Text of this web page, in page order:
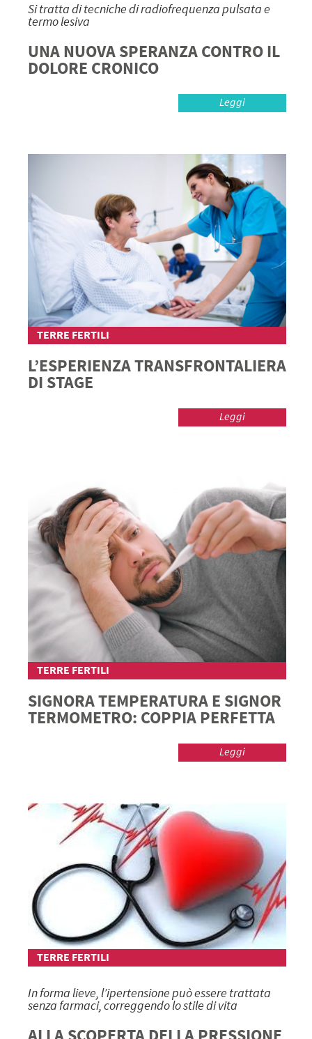
Si tratta di tecniche di radiofrequenza pulsata e
termo lesiva
UNA NUOVA SPERANZA CONTRO IL
DOLORE CRONICO
Leggi
TERRE FERTILI
L’ESPERIENZA TRANSFRONTALIERA
DI STAGE
Leggi
TERRE FERTILI
SIGNORA TEMPERATURA E SIGNOR
TERMOMETRO: COPPIA PERFETTA
Leggi
TERRE FERTILI
In forma lieve, l’ipertensione può essere trattata
senza farmaci, correggendo lo stile di vita